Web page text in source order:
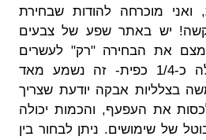
ואני מוכרחה להודות שבחירת
יש באתר שפע של צבעים
את הבחירה "רק" לעשרים
צלליות. הדוגמית מכילה כ-1/4 כפית- זה נשמע מאד
בצלליות אבקה יודעת שצריך
את העפעף, והכמות יכולה
של שימושים. ניתן לבחור בין